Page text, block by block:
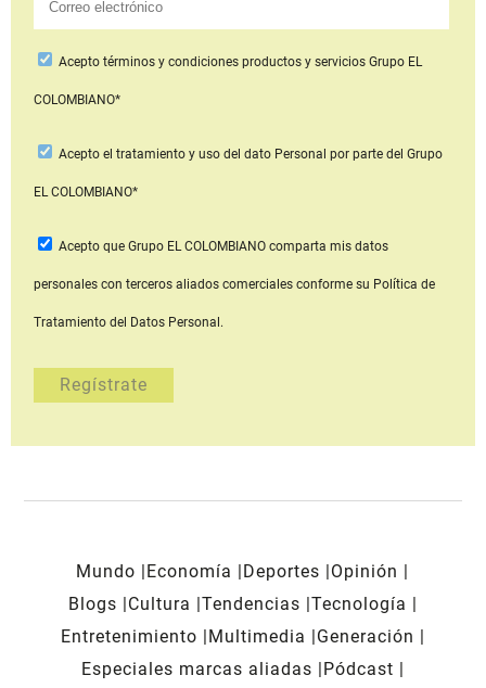
Aceptotérminos y condiciones productos y serviciosGrupo EL
COLOMBIANO*
Acepto el tratamiento y uso del dato Personal por parte del Grupo
EL COLOMBIANO*
Acepto que Grupo EL COLOMBIANOcomparta mis datos
personales con terceros aliados comerciales conforme su Política de
Tratamiento del Datos Personal.
Mundo Economía Deportes
Opinión
Blogs
Cultura Tendencias Tecnología
Entretenimiento
Multimedia
Generación
Especiales marcas aliadas
Pódcast